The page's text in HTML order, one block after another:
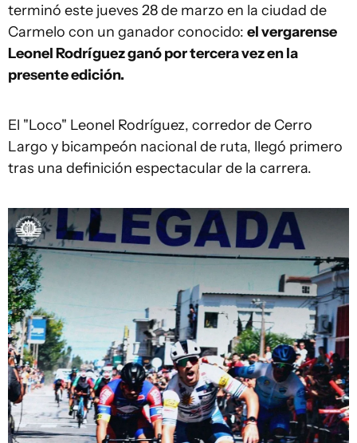
terminó este jueves 28 de marzo en la ciudad de
Carmelo con un ganador conocido: el vergarense
Leonel Rodríguez ganó por tercera vez en la
presente edición.
El "Loco" Leonel Rodríguez, corredor de Cerro
Largo y bicampeón nacional de ruta, llegó primero
tras una definición espectacular de la carrera.